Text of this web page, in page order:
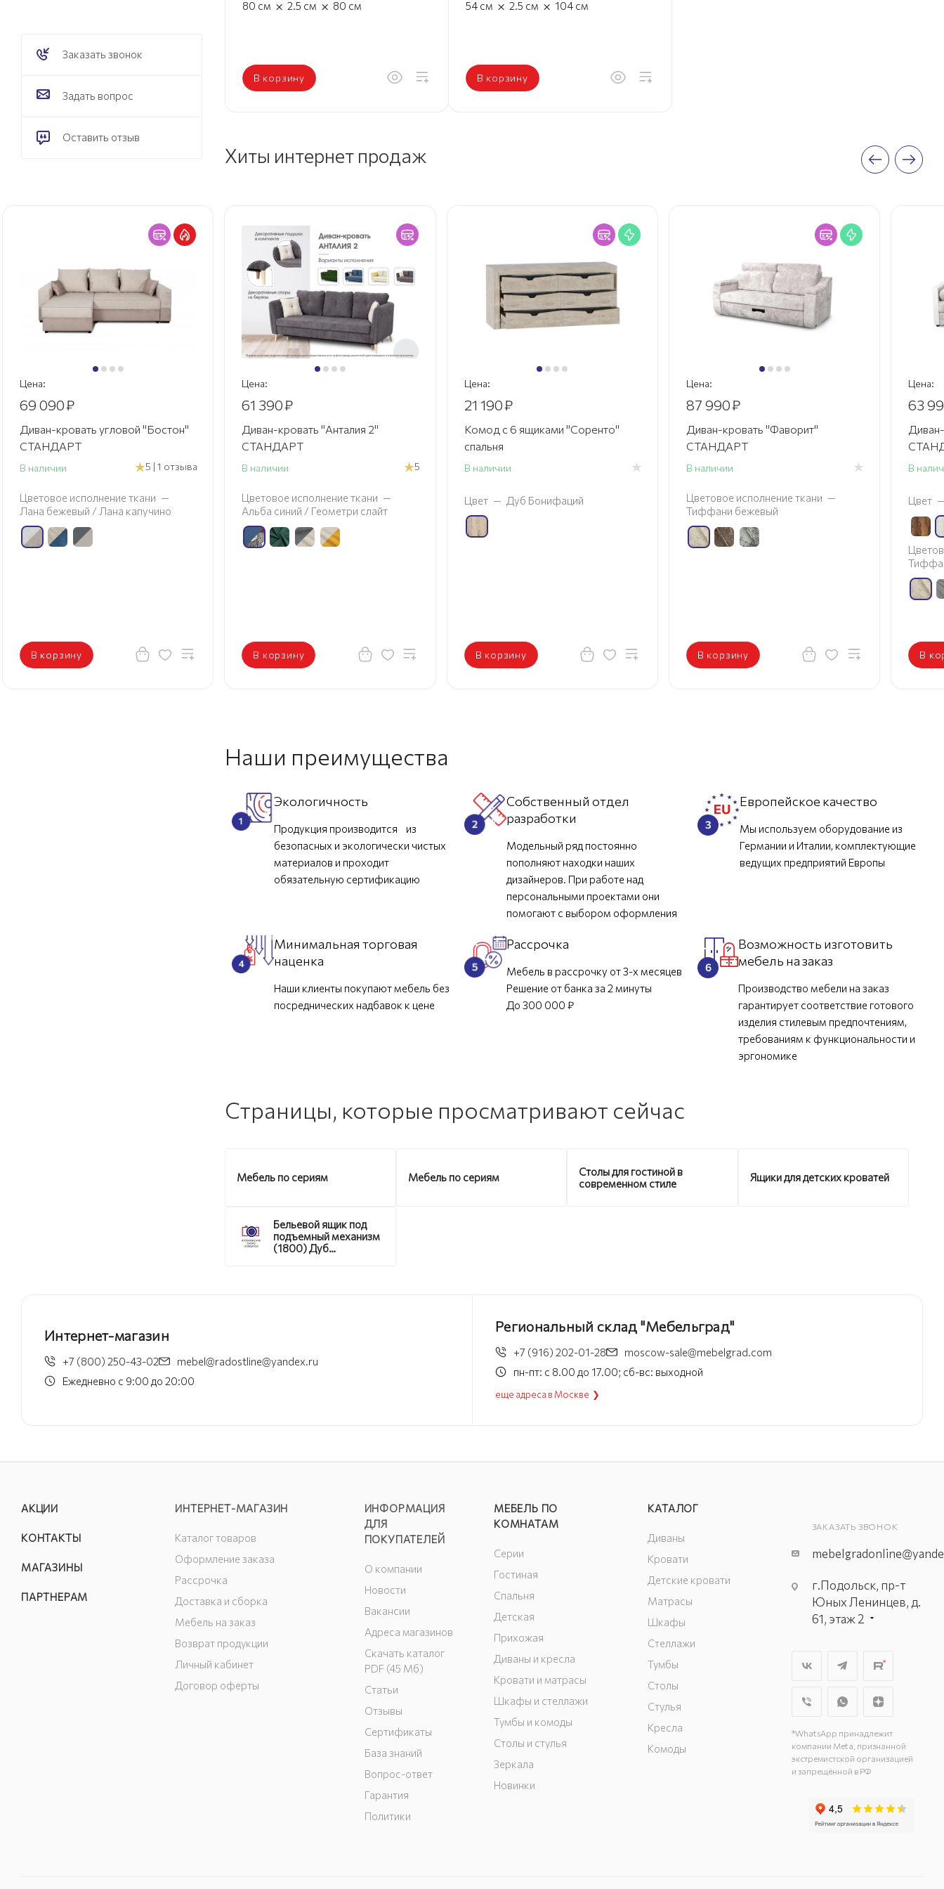
80 см × 2.5 см × 80 см
В корзину
54 см × 2.5 см × 104 см
В корзину
Хиты интернет продаж
Цена:
69 090₽
Диван-кровать угловой "Бостон"
СТАНДАРТ
В наличии 5 | 1 отзыва
Цветовое исполнение ткани —
Лана бежевый / Лана капучино
В корзину
Цена:
61 390₽
Диван-кровать "Анталия 2"
СТАНДАРТ
В наличии 5
Цветовое исполнение ткани —
Альба синий / Геометри слайт
В корзину
Цена:
21 190₽
Комод с 6 ящиками "Соренто"
спальня
В наличии
Цвет — Дуб Бонифаций
В корзину
Цена:
87 990₽
Диван-кровать "Фаворит"
СТАНДАРТ
В наличии
Цветовое исполнение ткани —
Тиффани бежевый
В корзину
Цена:
63
В
Цвет
В
Наши преимущества
Экологичность
Продукция производится из
безопасных и экологически чистых
материалов и проходит
обязательную сертификацию
Собственный отдел
разработки
Модельный ряд постоянно
пополняют находки наших
дизайнеров. При работе над
персональными проектами они
помогают с выбором оформления
Европейское качество
Мы используем оборудование из
Германии и Италии, комплектующие
ведущих предприятий Европы
Минимальная торговая
наценка
Наши клиенты покупают мебель без
посреднических надбавок к цене
Рассрочка
Мебель в рассрочку от 3-х месяцев
Решение от банка за 2 минуты
До 300 000 ₽
Возможность изготовить
мебель на заказ
Производство мебели на заказ
гарантирует соответствие готового
изделия стилевым предпочтениям,
требованиям к функциональности и
эргономике
Страницы, которые просматривают сейчас
Мебель по сериям Мебель по сериям
Столы для гостиной в
современном стиле
Ящики для детских кроватей
Бельевой ящик под
подъемный механизм
(1800) Дуб
Заказать звонок
Задать вопрос
Оставить отзыв
Интернет-магазин
+7 (800) 250-43-02
mebel@radostline@yandex.ru
Ежедневно с 9:00 до 20:00
Региональный склад "Мебельград"
+7 (916) 202-01-28
moscow-sale@mebelgrad.com
пн-пт: с 8.00 до 17.00; сб-вс: выходной
еще адреса в Москве ❯
АКЦИИ
КОНТАКТЫ
МАГАЗИНЫ
ПАРТНЕРАМ
ИНТЕРНЕТ-МАГАЗИН
Каталог товаров
Оформление заказа
Рассрочка
Доставка и сборка
Мебель на заказ
Возврат продукции
Личный кабинет
Договор оферты
ИНФОРМАЦИЯ
ДЛЯ
ПОКУПАТЕЛЕЙ
О компании
Новости
Вакансии
Адреса магазинов
Скачать каталог
PDF (45 Мб)
Статьи
Отзывы
Сертификаты
База знаний
Вопрос-ответ
Гарантия
Политики
МЕБЕЛЬ ПО
КОМНАТАМ
Серии
Гостиная
Спальня
Детская
Прихожая
Диваны и кресла
Кровати и матрасы
Шкафы и стеллажи
Тумбы и комоды
Столы и стулья
Зеркала
Новинки
КАТАЛОГ
Диваны
Кровати
Детские кровати
Матрасы
Шкафы
Стеллажи
Тумбы
Столы
Стулья
Кресла
Комоды
ЗАКАЗАТЬ ЗВОНОК
г.Подольск, пр-т
Юных Ленинцев, д.
61, этаж 2
29, стр.1, 2 этаж,
г. Подольск, ул.
г. Подольск, ул.
Загородная, д. 1
*WhatsApp принадлежит
компании Meta, признанной
экстремистской организацией
и запрещённой в РФ